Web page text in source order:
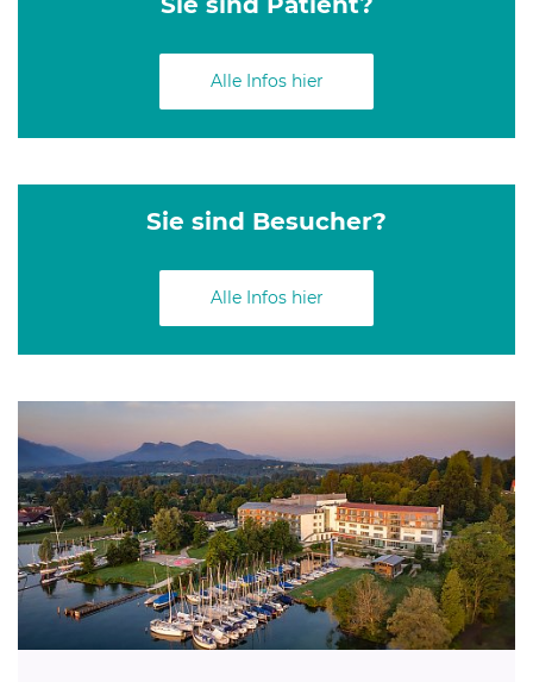
Alle Infos hier
Sie sind Besucher?
Alle Infos hier